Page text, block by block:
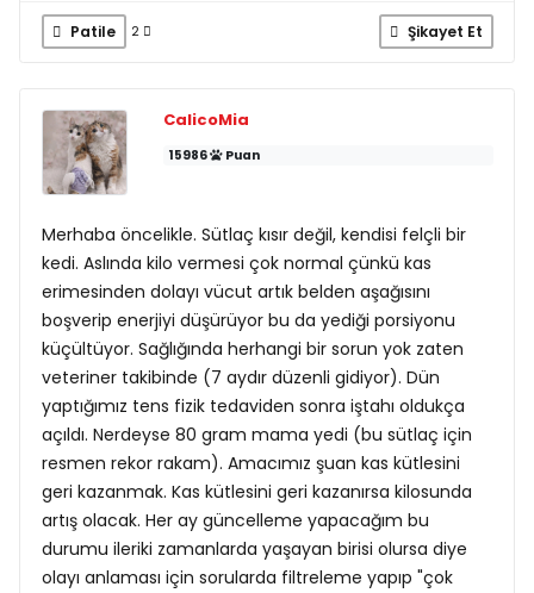
Patile 2 Şikayet Et
CalicoMia
15986 Puan
Merhaba öncelikle. Sütlaç kısır değil, kendisi felçli bir
kedi. Aslında kilo vermesi çok normal çünkü kas
erimesinden dolayı vücut artık belden aşağısını
boşverip enerjiyi düşürüyor bu da yediği porsiyonu
küçültüyor. Sağlığında herhangi bir sorun yok zaten
veteriner takibinde (7 aydır düzenli gidiyor). Dün
yaptığımız tens fizik tedaviden sonra iştahı oldukça
açıldı. Nerdeyse 80 gram mama yedi (bu sütlaç için
resmen rekor rakam). Amacımız şuan kas kütlesini
geri kazanmak. Kas kütlesini geri kazanırsa kilosunda
artış olacak. Her ay güncelleme yapacağım bu
durumu ileriki zamanlarda yaşayan birisi olursa diye
olayı anlaması için sorularda filtreleme yapıp "çok